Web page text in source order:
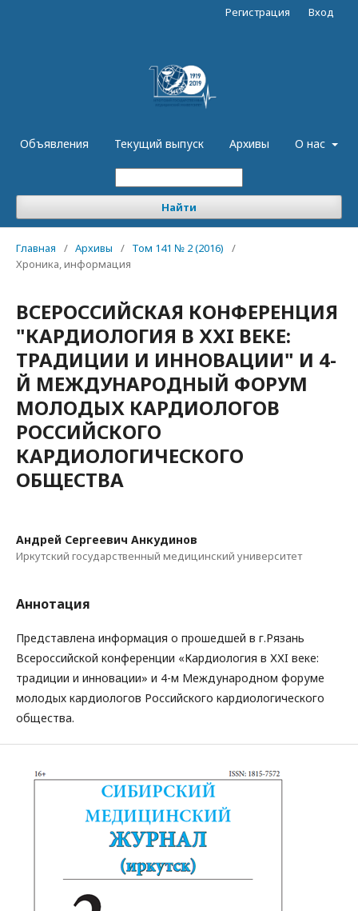
Объявления Текущий выпуск Архивы О нас
Найти
Регистрация Вход
Главная / Архивы / Том 141 № 2 (2016)
/
Хроника, информация
ВСЕРОССИЙСКАЯ КОНФЕРЕНЦИЯ
"КАРДИОЛОГИЯ В ХХI ВЕКЕ:
ТРАДИЦИИ И ИННОВАЦИИ" И 4-
Й МЕЖДУНАРОДНЫЙ ФОРУМ
МОЛОДЫХ КАРДИОЛОГОВ
РОССИЙСКОГО
КАРДИОЛОГИЧЕСКОГО
ОБЩЕСТВА
Андрей Сергеевич Анкудинов
Иркутский государственный медицинский университет
Аннотация
Представлена информация о прошедшей в г.Рязань
Всероссийской конференции «Кардиология в ХХI веке:
традиции и инновации» и 4-м Международном форуме
молодых кардиологов Российского кардиологического
общества.